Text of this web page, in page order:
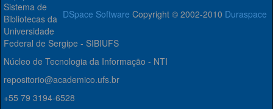
DSpace Software Copyright © 2002-2010 Duraspace
Sistema de
Bibliotecas da
Universidade
Federal de Sergipe - SIBIUFS
Núcleo de Tecnologia da Informação - NTI
repositorio@academico.ufs.br
+55 79 3194-6528